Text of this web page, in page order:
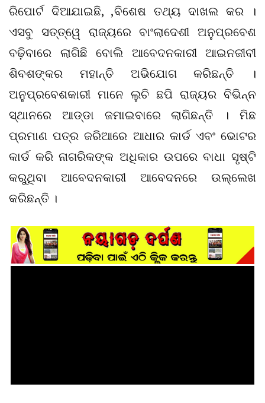
ରିପୋର୍ଟ ଦିଆଯାଇଛି, ,ବିଶେଷ ତଥ୍ୟ ଦାଖଲ କର ।
ଏସବୁ ସତ୍ତ୍ୱେ ରାଜ୍ୟରେ ବାଂଲାଦେଶୀ ଅନୁପ୍ରବେଶ
ବଢ଼ିବାରେ ଲାଗିଛି ବୋଲି ଆବେଦନକାରୀ ଆଇନଜୀବୀ
ଶିବଶଙ୍କର ମହାନ୍ତି ଅଭିଯୋଗ କରିଛନ୍ତି ।
ଅନୁପ୍ରବେଶକାରୀ ମାନେ ଲୁଚି ଛପି ରାଜ୍ୟର ବିଭିନ୍ନ
ସ୍ଥାନରେ ଆଡ୍ଡା ଜମାଇବାରେ ଲାଗିଛନ୍ତି । ମିଛ
ପ୍ରମାଣ ପତ୍ର ଜରିଆରେ ଆଧାର କାର୍ଡ ଏବଂ ଭୋଟର
କାର୍ଡ କରି ନାଗରିକଙ୍କ ଅଧିକାର ଉପରେ ବାଧା ସୃଷ୍ଟି
କରୁଥିବା ଆବେଦନକାରୀ ଆବେଦନରେ ଉଲ୍ଲେଖ
କରିଛନ୍ତି ।